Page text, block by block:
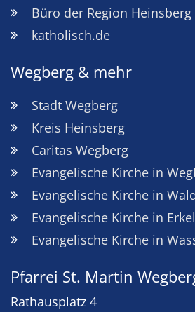
Büro der Region Heinsberg
katholisch.de
Wegberg & mehr
Stadt Wegberg
Kreis Heinsberg
Caritas Wegberg
Evangelische Kirche in
Evangelische Kirche in
Evangelische Kirche in
Evangelische Kirche in
Pfarrei St. Martin
Rathausplatz 4